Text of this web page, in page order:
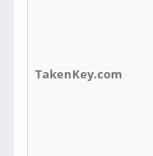
TakenKey.com